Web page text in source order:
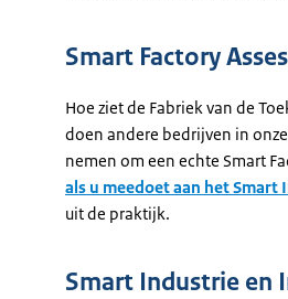
Smart Factory
Hoe ziet de Fabriek van de
doen andere bedrijven in
nemen om een echte Smart
als u meedoet aan het Smart
uit de praktijk.
Smart Industrie en